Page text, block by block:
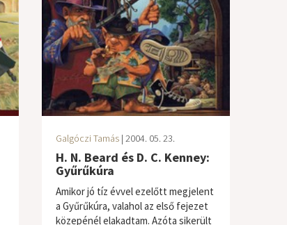
Galgóczi Tamás| 2004. 05. 23.
H. N. Beard és D. C. Kenney:
Gyűrűkúra
Amikor jó tíz évvel ezelőtt megjelent
a Gyűrűkúra, valahol az első fejezet
közepénél elakadtam. Azóta sikerült